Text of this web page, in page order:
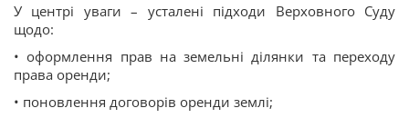
У центрі уваги – усталені підходи Верховного Суду
щодо:
• оформлення прав на земельні ділянки та переходу
права оренди;
• поновлення договорів оренди землі;